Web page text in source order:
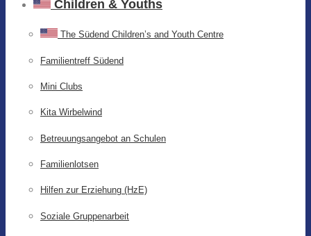
Children & Youths
The Südend Children’s and Youth Centre
Familientreff Südend
Mini Clubs
Kita Wirbelwind
Betreuungsangebot an Schulen
Familienlotsen
Hilfen zur Erziehung (HzE)
Soziale Gruppenarbeit